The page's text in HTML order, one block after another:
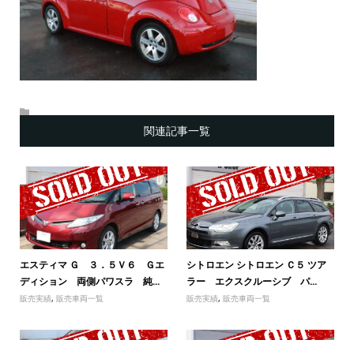
関連記事一覧
エスティマ Ｇ ３．５Ｖ６ Ｇエ
ディション 両側パワスラ 純...
販売実績, 販売車両一覧
シトロエン シトロエン Ｃ５ ツア
ラー エクスクルーシブ パ...
販売実績,販売車両一覧